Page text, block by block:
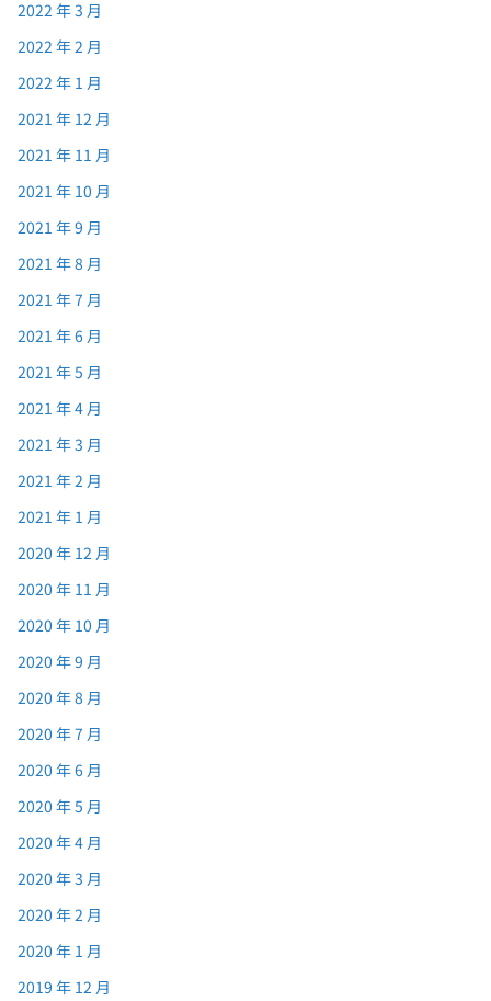
2022 年 3 月
2022 年 2 月
2022 年 1 月
2021 年 12 月
2021 年 11 月
2021 年 10 月
2021 年 9 月
2021 年 8 月
2021 年 7 月
2021 年 6 月
2021 年 5 月
2021 年 4 月
2021 年 3 月
2021 年 2 月
2021 年 1 月
2020 年 12 月
2020 年 11 月
2020 年 10 月
2020 年 9 月
2020 年 8 月
2020 年 7 月
2020 年 6 月
2020 年 5 月
2020 年 4 月
2020 年 3 月
2020 年 2 月
2020 年 1 月
2019 年 12 月